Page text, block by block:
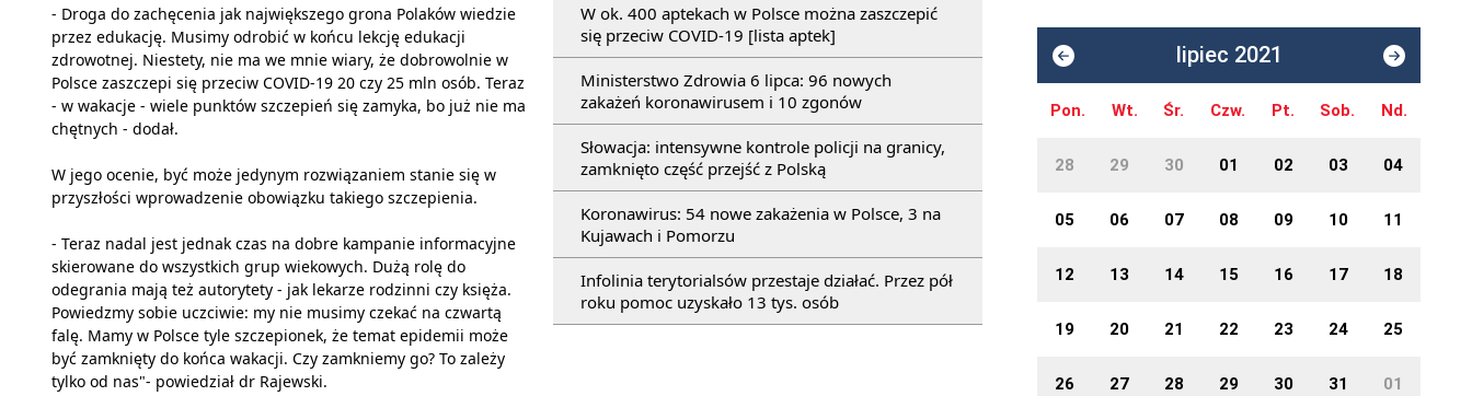
W ok. 400 aptekach w Polsce można zaszczepić
się przeciw COVID-19 [lista aptek]
Ministerstwo Zdrowia 6 lipca: 96 nowych
zakażeń koronawirusem i 10 zgonów
Słowacja: intensywne kontrole policji na granicy,
zamknięto część przejść z Polską
Koronawirus: 54 nowe zakażenia w Polsce, 3 na
Kujawach i Pomorzu
Infolinia terytorialsów przestaje działać. Przez pół
roku pomoc uzyskało 13 tys. osób
- Droga do zachęcenia jak największego grona Polaków wiedzie
przez edukację. Musimy odrobić w końcu lekcję edukacji
zdrowotnej. Niestety, nie ma we mnie wiary, że dobrowolnie w
Polsce zaszczepi się przeciw COVID-19 20 czy 25 mln osób. Teraz
- w wakacje - wiele punktów szczepień się zamyka, bo już nie ma
chętnych - dodał.
W jego ocenie, być może jedynym rozwiązaniem stanie się w
przyszłości wprowadzenie obowiązku takiego szczepienia.
- Teraz nadal jest jednak czas na dobre kampanie informacyjne
skierowane do wszystkich grup wiekowych. Dużą rolę do
odegrania mają też autorytety - jak lekarze rodzinni czy księża.
Powiedzmy sobie uczciwie: my nie musimy czekać na czwartą
falę. Mamy w Polsce tyle szczepionek, że temat epidemii może
być zamknięty do końca wakacji. Czy zamkniemy go? To zależy
tylko od nas"- powiedział dr Rajewski.
lipiec 2021
Pon. Wt. Śr. Czw. Pt. Sob. Nd.
28 29 30 01 02 03 04
05 06 07 08 09 10 11
12 13 14 15 16 17 18
19 20 21 22 23 24 25
26 27 28 29 30 31 01